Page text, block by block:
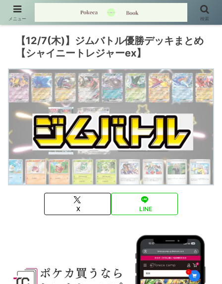
【12/7(木)】ジムバトル優勝デッキまとめ
【シャイニートレジャーex】
X LINE
メニュー 検索